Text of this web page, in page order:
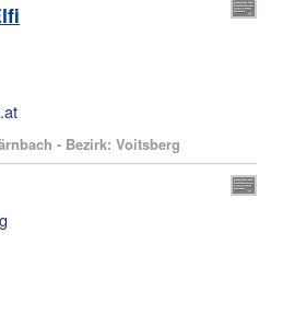
- Bezirk: Voitsberg